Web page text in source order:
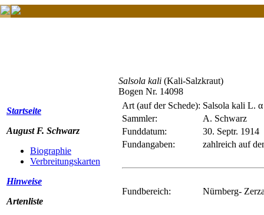
Startseite
August F. Schwarz
Biographie
Verbreitungskarten
Hinweise
Artenliste
Salsola kali (Kali-Salzkraut)
Bogen Nr. 14098
Art (auf der Schede): Salsola kali L.
Sammler:
A. Schwarz
Funddatum:
30. Septr. 1914
Fundangaben:
zahlreich auf
Fundbereich: Nürnberg-